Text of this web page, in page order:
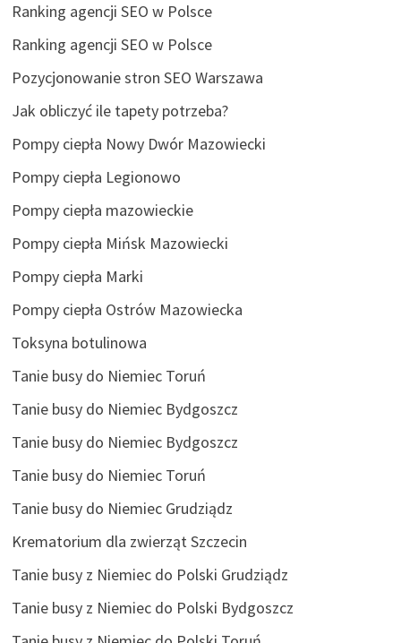
Ranking agencji SEO w Polsce
Ranking agencji SEO w Polsce
Pozycjonowanie stron SEO Warszawa
Jak obliczyć ile tapety potrzeba?
Pompy ciepła Nowy Dwór Mazowiecki
Pompy ciepła Legionowo
Pompy ciepła mazowieckie
Pompy ciepła Mińsk Mazowiecki
Pompy ciepła Marki
Pompy ciepła Ostrów Mazowiecka
Toksyna botulinowa
Tanie busy do Niemiec Toruń
Tanie busy do Niemiec Bydgoszcz
Tanie busy do Niemiec Bydgoszcz
Tanie busy do Niemiec Toruń
Tanie busy do Niemiec Grudziądz
Krematorium dla zwierząt Szczecin
Tanie busy z Niemiec do Polski Grudziądz
Tanie busy z Niemiec do Polski Bydgoszcz